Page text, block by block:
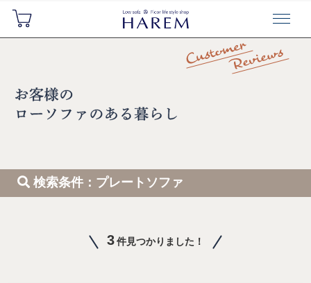
検索条件：プレートソファ
3件見つかりました！